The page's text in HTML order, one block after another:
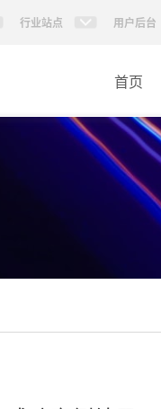
行业站点 用户后台
首页